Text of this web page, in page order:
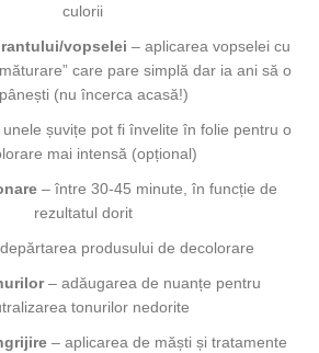
culorii
vopselei – aplicarea vopselei cu
care pare simplă dar ia ani să o
(nu încerca acasă!)
unele șuvițe pot fi învelite în folie pentru o
mai intensă (opțional)
– între 30-45 minute, în funcție de
rezultatul dorit
produsului de decolorare
– adăugarea de nuanțe pentru
tonurilor nedorite
– aplicarea de măști și tratamente